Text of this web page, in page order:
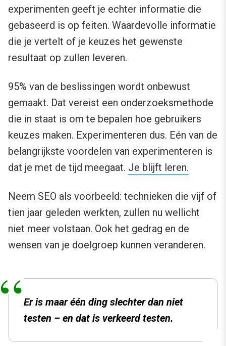
experimenten geeft je echter informatie die
gebaseerd is op feiten. Waardevolle informatie
die je vertelt of je keuzes het gewenste
resultaat op zullen leveren.
95% van de beslissingen wordt onbewust
gemaakt. Dat vereist een onderzoeksmethode
die in staat is om te bepalen hoe gebruikers
keuzes maken. Experimenteren dus. Eén van de
belangrijkste voordelen van experimenteren is
dat je met de tijd meegaat. Je blijft leren.
Neem SEO als voorbeeld: technieken die vijf of
tien jaar geleden werkten, zullen nu wellicht
niet meer volstaan. Ook het gedrag en de
wensen van je doelgroep kunnen veranderen.
Er is maar één ding slechter dan niet
testen – en dat is verkeerd testen.